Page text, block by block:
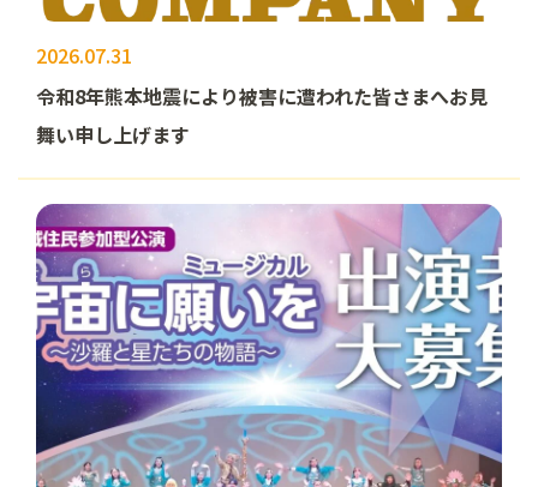
2026.07.31
令和8年熊本地震により被害に遭われた皆さまへお見
舞い申し上げます